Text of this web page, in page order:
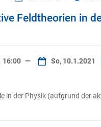
Feldtheorien in
16:00 — So, 10.1.2021
in der Physik (aufgrund der